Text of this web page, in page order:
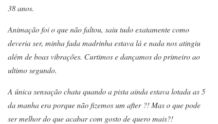
38 anos.
Animação foi o que não faltou, saiu tudo exatamente como
deveria ser, minha fada madrinha estava lá e nada nos atingiu
além de boas vibrações. Curtimos e dançamos do primeiro ao
ultimo segundo.
A única sensação chata quando a pista ainda estava lotada as 5
da manha era porque não fizemos um after ?! Mas o que pode
ser melhor do que acabar com gosto de quero mais?!